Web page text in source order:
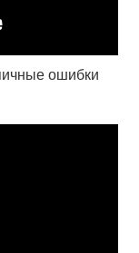
ошибки